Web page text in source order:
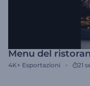
Menu del
4K+ Esportazioni 21